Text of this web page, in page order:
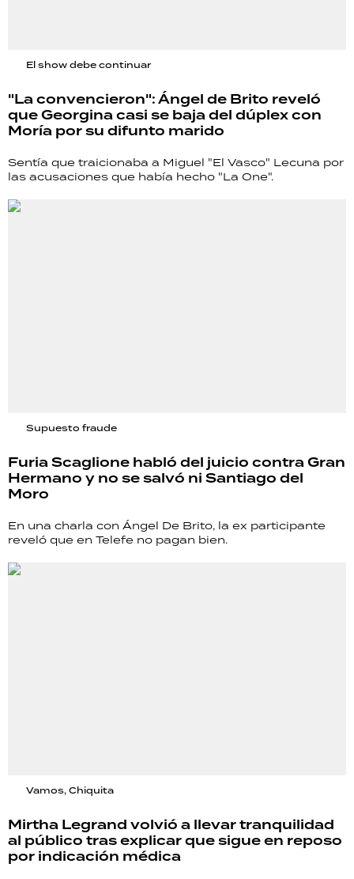
El show debe continuar
"La convencieron": Ángel de Brito reveló
que Georgina casi se baja del dúplex con
Moría por su difunto marido
Sentía que traicionaba a Miguel "El Vasco" Lecuna por
las acusaciones que había hecho "La One".
Supuesto fraude
Furia Scaglione habló del juicio contra Gran
Hermano y no se salvó ni Santiago del
Moro
En una charla con Ángel De Brito, la ex participante
reveló que en Telefe no pagan bien.
Vamos, Chiquita
Mirtha Legrand volvió a llevar tranquilidad
al público tras explicar que sigue en reposo
por indicación médica